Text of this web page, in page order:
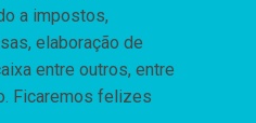
a impostos,
elaboração de
entre outros, entre
Ficaremos felizes